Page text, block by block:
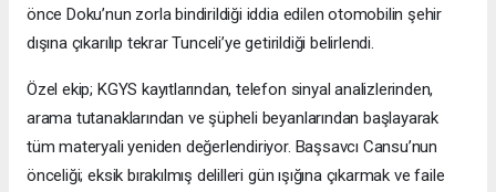
önce Doku’nun zorla bindirildiği iddia edilen otomobilin şehir
dışına çıkarılıp tekrar Tunceli’ye getirildiği belirlendi.
Özel ekip; KGYS kayıtlarından, telefon sinyal analizlerinden,
arama tutanaklarından ve şüpheli beyanlarından başlayarak
tüm materyali yeniden değerlendiriyor. Başsavcı Cansu’nun
önceliği; eksik bırakılmış delilleri gün ışığına çıkarmak ve faile